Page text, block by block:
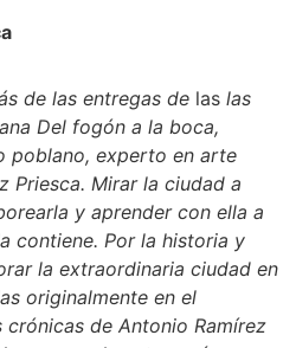
de las entregas de las las
Del fogón a la boca,
poblano, experto en arte
Priesca. Mirar la ciudad a
y aprender con ella a
contiene. Por la historia y
la extraordinaria ciudad en
originalmente en el
crónicas de Antonio Ramírez